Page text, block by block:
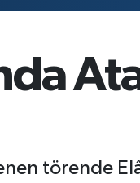
törende